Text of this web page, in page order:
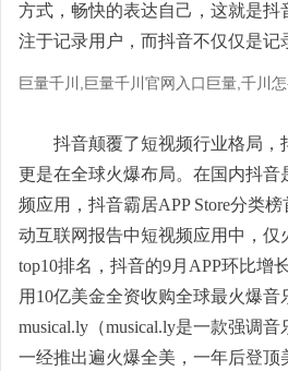
方式，畅快的表达自己，这就是抖
注于记录用户，而抖音不仅仅是记
巨量千川,巨量千川官网入口巨量,千川
抖音颠覆了短视频行业格局，
更是在全球火爆布局。在国内抖音
频应用，抖音霸居APP Store分类
动互联网报告中短视频应用中，仅
top10排名，抖音的9月APP环比增
用10亿美金全资收购全球最火爆音
musical.ly（musical.ly是一款强调音
一经推出遍火爆全美，一年后登顶